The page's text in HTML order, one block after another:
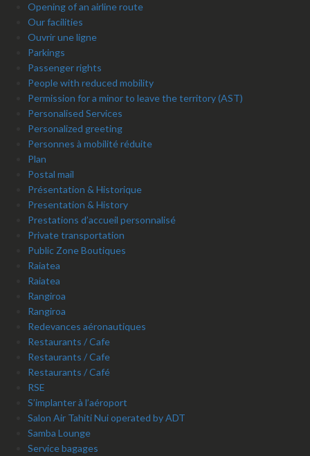
Opening of an airline route
Our facilities
Ouvrir une ligne
Parkings
Passenger rights
People with reduced mobility
Permission for a minor to leave the territory (AST)
Personalised Services
Personalized greeting
Personnes à mobilité réduite
Plan
Postal mail
Présentation & Historique
Presentation & History
Prestations d’accueil personnalisé
Private transportation
Public Zone Boutiques
Raiatea
Raiatea
Rangiroa
Rangiroa
Redevances aéronautiques
Restaurants / Cafe
Restaurants / Cafe
Restaurants / Café
RSE
S’implanter à l’aéroport
Salon Air Tahiti Nui operated by ADT
Samba Lounge
Service bagages